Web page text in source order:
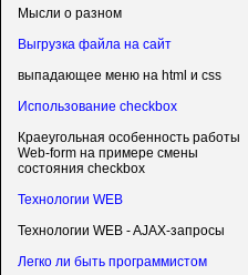
Мысли о разном
Выгрузка файла на сайт
выпадающее меню на html и css
Использование checkbox
Краеугольная особенность работы
Web-form на примере смены
состояния checkbox
Технологии WEB
Технологии WEB - AJAX-запросы
Легко ли быть программистом